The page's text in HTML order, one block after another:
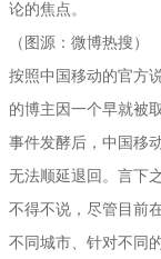
论的焦点。
（图源：微博热搜）
按照中国移动的官方
的博主因一个早就被
事件发酵后，中国移
无法顺延退回。言下
不得不说，尽管目前
不同城市、针对不同